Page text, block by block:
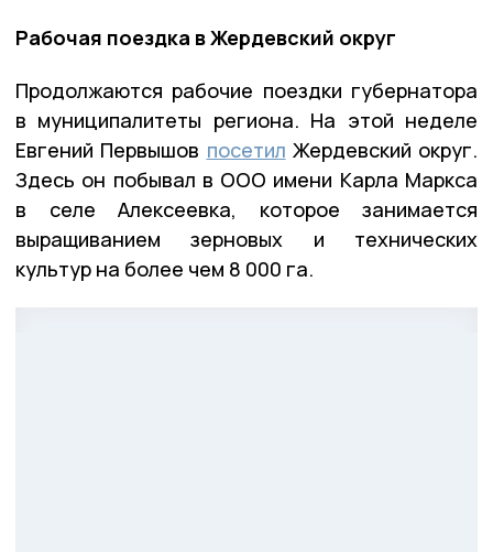
Рабочая поездка в Жердевский округ
Продолжаются рабочие поездки губернатора
в муниципалитеты региона. На этой неделе
Евгений Первышов посетил Жердевский округ.
Здесь он побывал в ООО имени Карла Маркса
в селе Алексеевка, которое занимается
выращиванием зерновых и технических
культур на более чем 8 000 га.